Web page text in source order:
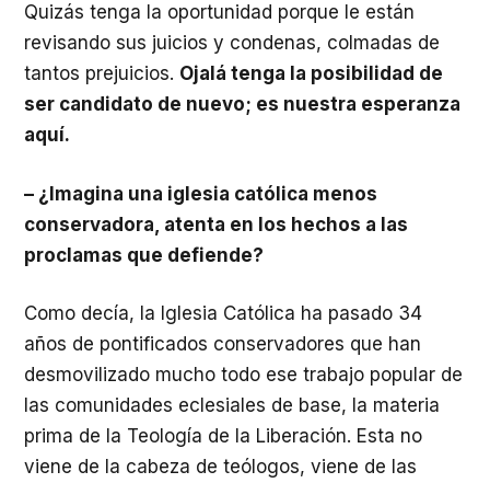
Quizás tenga la oportunidad porque le están
revisando sus juicios y condenas, colmadas de
tantos prejuicios. Ojalá tenga la posibilidad de
ser candidato de nuevo; es nuestra esperanza
aquí.
– ¿Imagina una iglesia católica menos
conservadora, atenta en los hechos a las
proclamas que defiende?
Como decía, la Iglesia Católica ha pasado 34
años de pontificados conservadores que han
desmovilizado mucho todo ese trabajo popular de
las comunidades eclesiales de base, la materia
prima de la Teología de la Liberación. Esta no
viene de la cabeza de teólogos, viene de las